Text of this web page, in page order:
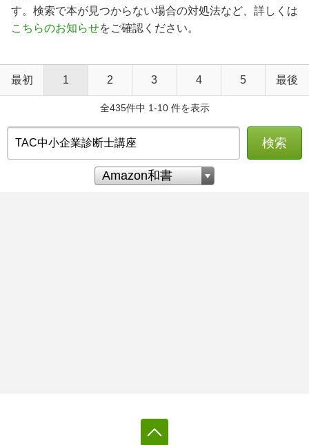
す。検索で本が見つからない場合の対処法など、詳しくは
こちらのお知らせをご確認ください。
最初 1 2 3 4 5 最後
全435件中 1-10 件を表示
検索